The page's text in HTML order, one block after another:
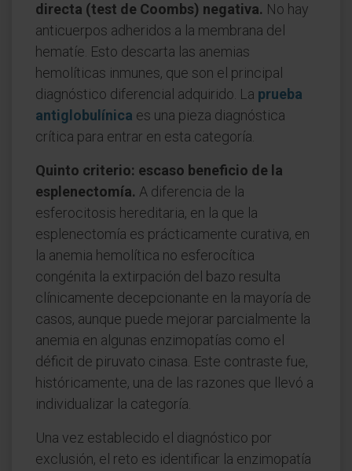
directa (test de Coombs) negativa. No hay
anticuerpos adheridos a la membrana del
hematíe. Esto descarta las anemias
hemolíticas inmunes, que son el principal
diagnóstico diferencial adquirido. La prueba
antiglobulínica es una pieza diagnóstica
crítica para entrar en esta categoría.
Quinto criterio: escaso beneficio de la
esplenectomía. A diferencia de la
esferocitosis hereditaria, en la que la
esplenectomía es prácticamente curativa, en
la anemia hemolítica no esferocítica
congénita la extirpación del bazo resulta
clínicamente decepcionante en la mayoría de
casos, aunque puede mejorar parcialmente la
anemia en algunas enzimopatías como el
déficit de piruvato cinasa. Este contraste fue,
históricamente, una de las razones que llevó a
individualizar la categoría.
Una vez establecido el diagnóstico por
exclusión, el reto es identificar la enzimopatía